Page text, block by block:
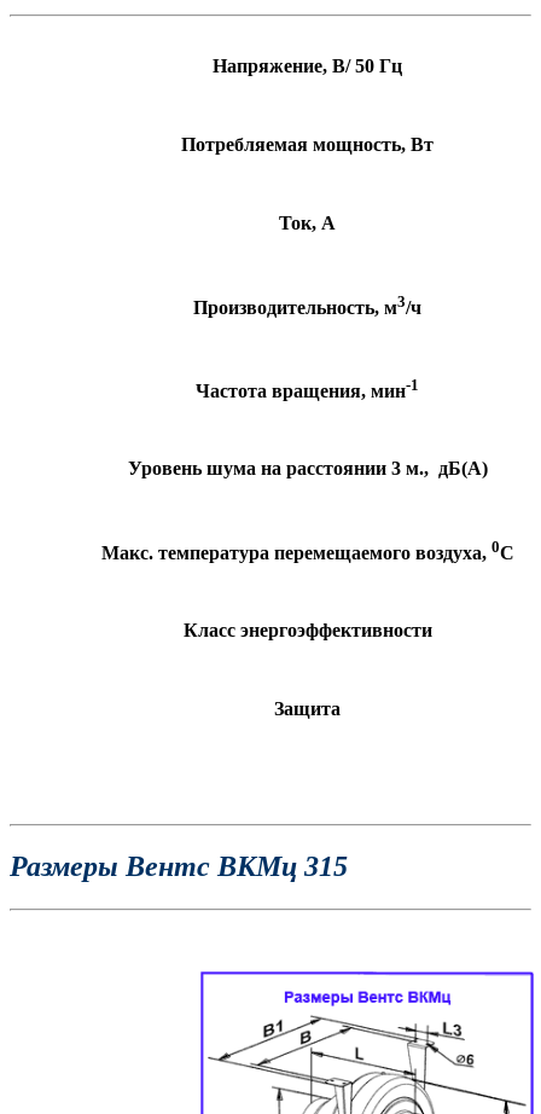
Напряжение, В/ 50 Гц
Потребляемая мощность, Вт
Ток, А
Производительность, м3/ч
Частота вращения, мин-1
Уровень шума на расcтоянии 3 м., дБ(А)
Макс. температура перемещаемого воздуха, 0С
Класс энергоэффективности
Защита
Размеры Вентс ВКМц 315